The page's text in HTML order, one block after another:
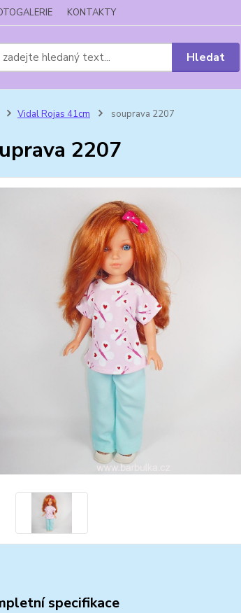
KONTAKTY
Hledat
Vidal Rojas 41cm souprava 2207
2207
specifikace